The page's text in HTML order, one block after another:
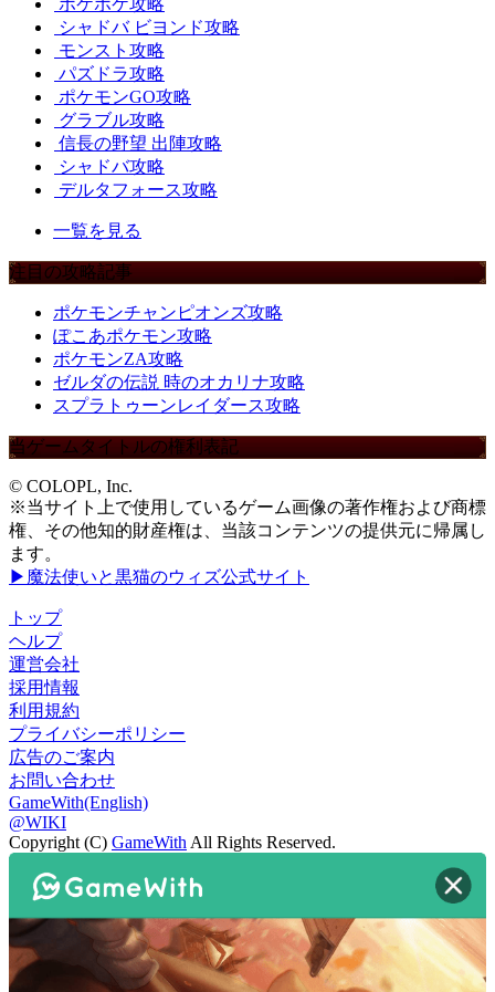
ポケポケ攻略
シャドバ ビヨンド攻略
モンスト攻略
パズドラ攻略
ポケモンGO攻略
グラブル攻略
信長の野望 出陣攻略
シャドバ攻略
デルタフォース攻略
一覧を見る
注目の攻略記事
ポケモンチャンピオンズ攻略
ぽこあポケモン攻略
ポケモンZA攻略
ゼルダの伝説 時のオカリナ攻略
スプラトゥーンレイダース攻略
当ゲームタイトルの権利表記
© COLOPL, Inc.
※当サイト上で使用しているゲーム画像の著作権および商標
権、その他知的財産権は、当該コンテンツの提供元に帰属し
ます。
▶魔法使いと黒猫のウィズ公式サイト
トップ
ヘルプ
運営会社
採用情報
利用規約
プライバシーポリシー
広告のご案内
お問い合わせ
GameWith(English)
@WIKI
Copyright (C) GameWith All Rights Reserved.